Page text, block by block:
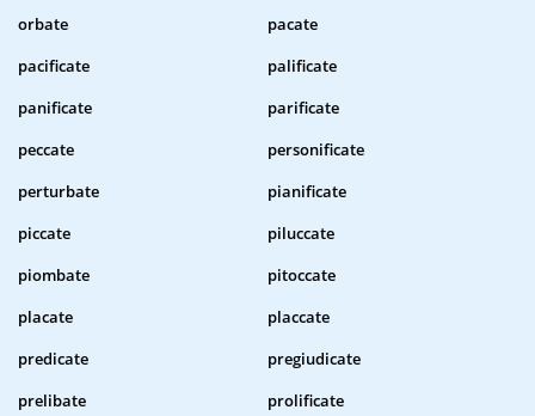
orbate
pacate
pacificate
palificate
panificate
parificate
peccate
personificate
perturbate
pianificate
piccate
piluccate
piombate
pitoccate
placate
placcate
predicate
pregiudicate
prelibate
prolificate